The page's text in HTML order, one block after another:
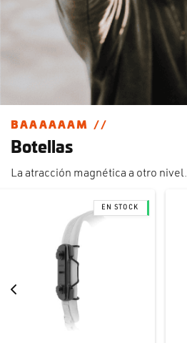
BAAAAAAM //
Botellas
La atracción magnética a otro nivel.